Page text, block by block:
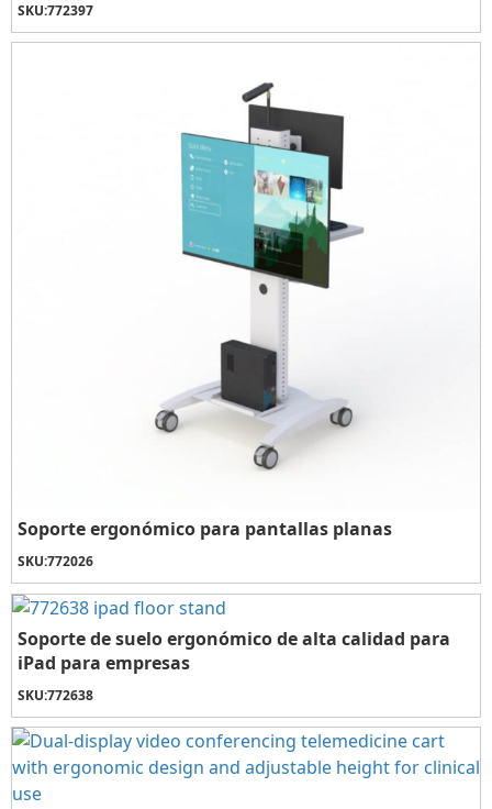
SKU:772397
Soporte ergonómico para pantallas planas
SKU:772026
Soporte de suelo ergonómico de alta calidad para
iPad para empresas
SKU:772638